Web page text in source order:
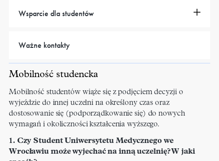
Wsparcie dla studentów
Ważne kontakty
Mobilność studencka
Mobilność studentów wiąże się z podjęciem decyzji o
wyjeździe do innej uczelni na określony czas oraz
dostosowanie się (podporządkowanie się) do nowych
wymagań i okoliczności kształcenia wyższego.
1. Czy Student Uniwersytetu Medycznego we
Wrocławiu może wyjechać na inną uczelnię? W jaki